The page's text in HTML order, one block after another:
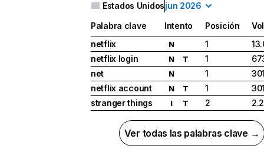
Estados Unidosjun 2026
Palabra clave Intento Posición
netflix
N 1
netflix login
N T 1
net
N 1
netflix account
N T 1
stranger things
I T 2
Ver todas las palabras clave →